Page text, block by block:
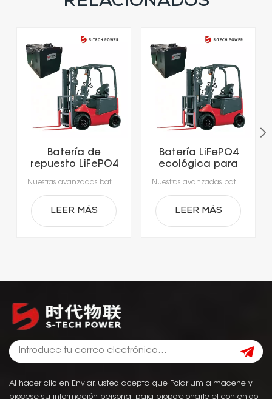
Batería de
repuesto LiFePO4
elevadora
eléctrica
Nuestras avanzadas baterías de iones de litio, diseñadas específicamente para las exigencias de la manipulación moderna de materiales.Experimente una productividad sin precedentes con una carga rápida que tarda tan solo 1-2 horas, lo que permite cargar la batería durante los descansos y elimina los largos tiempos de inactividad por cambio de batería.Gracias a los sistemas de gestión de baterías (BMS) integrados, que garantizan una seguridad, un rendimiento y una durabilidad óptimos, obtendrá una alimentación fiable, más inteligente y segura.
LEER MÁS
Batería LiFePO4
ecológica para
elevadora
eléctrica
Nuestras avanzadas baterías de iones de litio, diseñadas específicamente para las exigencias de la manipulación moderna de materiales.Experimente una productividad sin precedentes con una carga rápida que tarda tan solo 1-2 horas, lo que permite cargar la batería durante los descansos y elimina los largos tiempos de inactividad por cambio de batería.Gracias a los sistemas de gestión de baterías (BMS) integrados, que garantizan una seguridad, un rendimiento y una durabilidad óptimos, obtendrá una alimentación fiable, más inteligente y segura.
LEER MÁS
Al hacer clic en Enviar, usted acepta que Polarium almacene y
procese su información personal para proporcionarle el contenido